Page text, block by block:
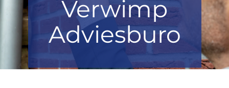
Verwimp
Adviesburo